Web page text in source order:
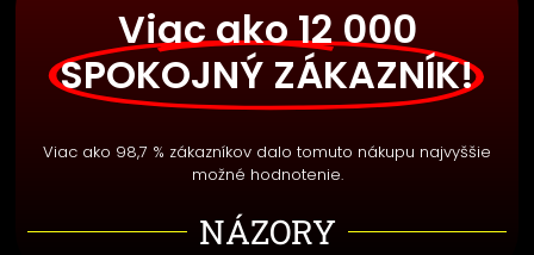
Viac ako 12 000
SPOKOJNÝ ZÁKAZNÍK!
Viac ako 98,7 % zákazníkov dalo tomuto nákupu najvyššie
možné hodnotenie.
NÁZORY